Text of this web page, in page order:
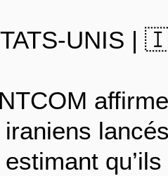
UNIS |
iraniens
estimant